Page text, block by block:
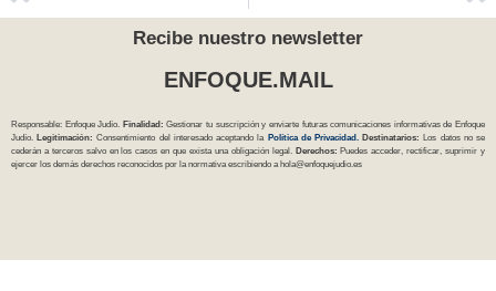
Recibe nuestro newsletter
ENFOQUE.MAIL
Responsable: Enfoque Judío. Finalidad: Gestionar tu suscripción y enviarte futuras comunicaciones informativas de Enfoque
Judío.
Legitimación: Consentimiento del interesado aceptando la Política de Privacidad Destinatarios:
Los datos no se
cederán a terceros salvo en los casos en que exista una obligación legal.
Derechos: Puedes acceder, rectificar, suprimir y
ejercer los demás derechos reconocidos por la normativa escribiendo a hola@enfoquejudio.es